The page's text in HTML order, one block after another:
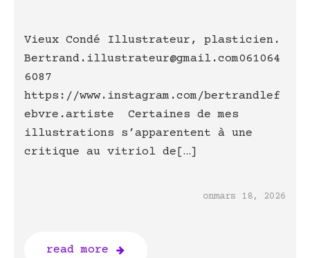
Vieux Condé Illustrateur, plasticien.
Bertrand.illustrateur@gmail.com061064
6087
https://www.instagram.com/bertrandlef
ebvre.artiste Certaines de mes
illustrations s’apparentent à une
critique au vitriol de[…]
onmars 18, 2026
read more